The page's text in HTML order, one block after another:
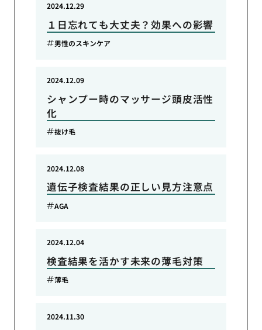
１日忘れても大丈夫？効果への影響
2024.12.29
男性のスキンケア
シャンプー時のマッサージ頭皮活性
化
2024.12.09
抜け毛
遺伝子検査結果の正しい見方注意点
2024.12.08
AGA
検査結果を活かす未来の薄毛対策
2024.12.04
薄毛
2024.11.30